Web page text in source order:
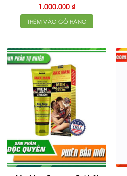
1.000.000 ₫
THÊM VÀO GIỎ HÀNG